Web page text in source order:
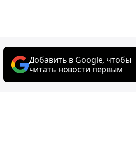
Добавить в Google, чтобы
читать новости первым